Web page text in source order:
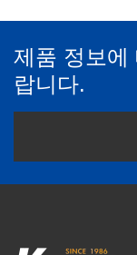
제품 정보에
랍니다.